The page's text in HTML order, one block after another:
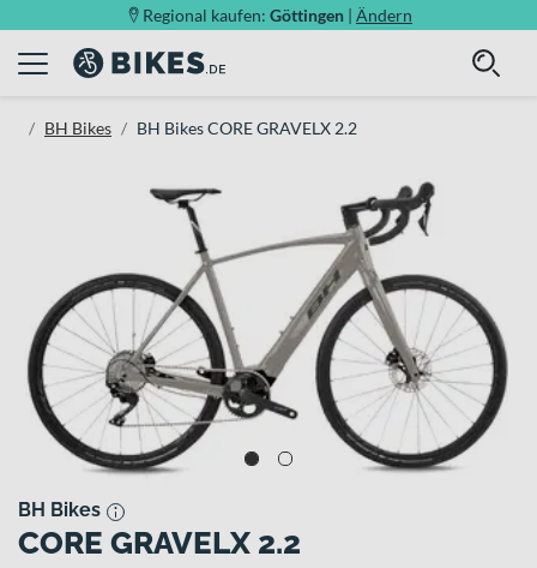
Regional kaufen: Göttingen | Ändern
BH Bikes BH Bikes CORE GRAVELX 2.2
BH Bikes
CORE GRAVELX 2.2